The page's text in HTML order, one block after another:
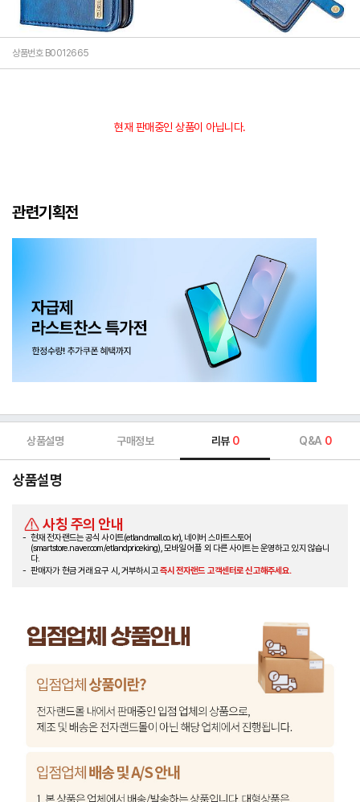
상품번호 B0012665
현재 판매중인 상품이 아닙니다.
관련기획전
상품설명 구매정보 리뷰 0 Q&A 0
상품설명
사칭 주의 안내
현재 전자랜드는 공식 사이트(etlandmall.co.kr), 네이버 스마트스토어
(smartstore.naver.com/etlandpriceking), 모바일 어플 외 다른 사이트는 운영하고 있지 않습니
다.
판매자가 현금 거래 요구 시, 거부하시고즉시 전자랜드 고객센터로 신고해주세요.